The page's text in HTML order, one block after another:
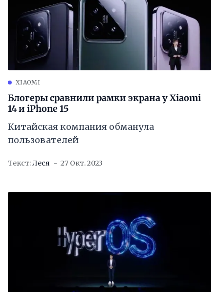
XIAOMI
Блогеры сравнили рамки экрана у Xiaomi
14 и iPhone 15
Китайская компания обманула
пользователей
Текст:Леся 27 Окт. 2023